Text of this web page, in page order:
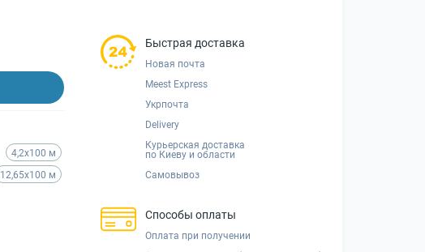
4,2х100 м
12,65х100 м
Быстрая доставка
Новая почта
Meest Express
Укрпочта
Delivery
Курьерская доставка
по Киеву и области
Самовывоз
Способы оплаты
Оплата при получении